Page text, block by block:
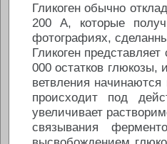
Гликоген обычно
200 А, которые
фотографиях,
Гликоген
000 остатков
ветвления
происходит под
увеличивает
связывания